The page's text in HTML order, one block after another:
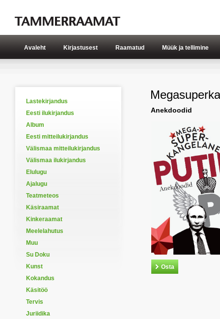
Avaleht Kirjastusest Raamatud Müük ja tellimine
Lastekirjandus
Eesti ilukirjandus
Album
Eesti mitteilukirjandus
Välismaa mitteilukirjandus
Välismaa ilukirjandus
Elulugu
Ajalugu
Teatmeteos
Käsiraamat
Kinkeraamat
Meelelahutus
Muu
Su Doku
Kunst
Kokandus
Käsitöö
Tervis
Juriidika
Anekdoodid
Osta